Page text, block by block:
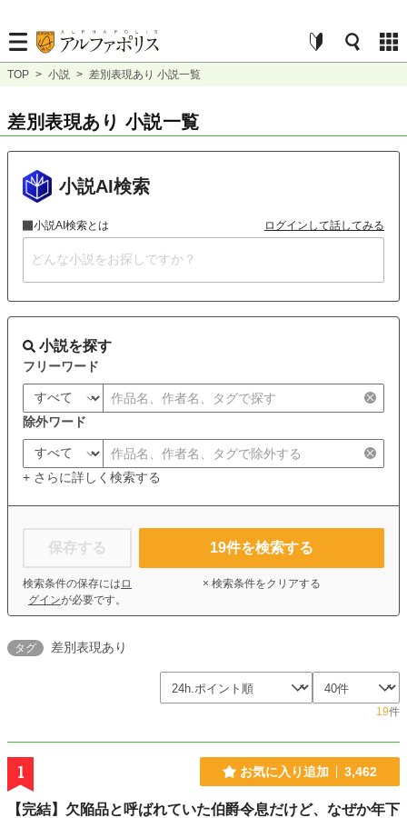
TOP > 小説 > 差別表現あり 小説一覧
差別表現あり 小説一覧
小説AI検索
小説AI検索とは ログインして話してみる
小説を探す
フリーワード
除外ワード
+ さらに詳しく検索する
保存する
検索条件の保存には ロ
グインが必要です。
19件を検索する
× 検索条件をクリアする
タグ 差別表現あり
19件
1 お気に入り追加 3,462
【完結】欠陥品と呼ばれていた伯爵令息だけど、なぜか年下